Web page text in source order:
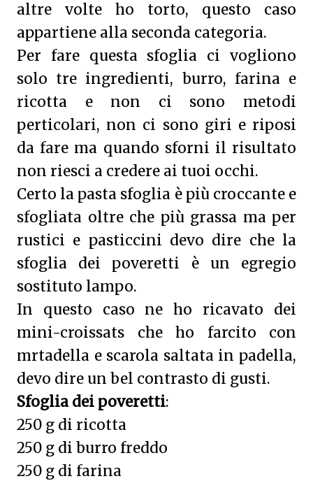
altre volte ho torto, questo caso
appartiene alla seconda categoria.
Per fare questa sfoglia ci vogliono
solo tre ingredienti, burro, farina e
ricotta e non ci sono metodi
perticolari, non ci sono giri e riposi
da fare ma quando sforni il risultato
non riesci a credere ai tuoi occhi.
Certo la pasta sfoglia è più croccante e
sfogliata oltre che più grassa ma per
rustici e pasticcini devo dire che la
sfoglia dei poveretti è un egregio
sostituto lampo.
In questo caso ne ho ricavato dei
mini-croissats che ho farcito con
mrtadella e scarola saltata in padella,
devo dire un bel contrasto di gusti.
Sfoglia dei poveretti:
250 g di ricotta
250 g di burro freddo
250 g di farina